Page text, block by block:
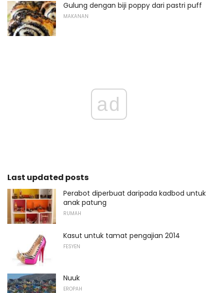
Gulung dengan biji poppy dari pastri puff
MAKANAN
ad
Last updated posts
Perabot diperbuat daripada kadbod untuk
anak patung
RUMAH
Kasut untuk tamat pengajian 2014
FESYEN
Nuuk
EROPAH